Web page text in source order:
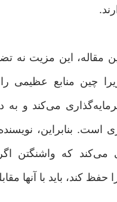
مقاله، این مزیت نه
چین منابع عظیمی
می‌کند و به
است. بنابراین،
می‌کند که واشنگتن
کند، باید با آنها